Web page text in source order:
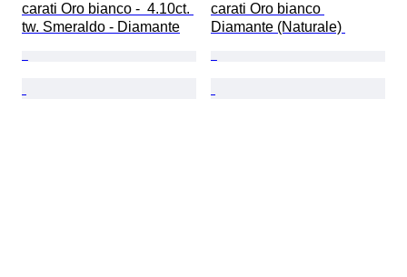
carati Oro bianco -  4.10ct.
tw. Smeraldo - Diamante
carati Oro bianco
Diamante (Naturale)